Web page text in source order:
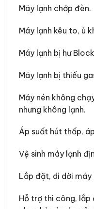
Máy lạnh chớp đèn.
Máy lạnh kêu to, ù
Máy lạnh bị hư
Máy lạnh bị thiếu
Máy nén không
nhưng không lạnh.
Áp suất hút thấp,
Vệ sinh máy lạnh
Lắp đặt, di dời máy
Hỗ trợ thi công,